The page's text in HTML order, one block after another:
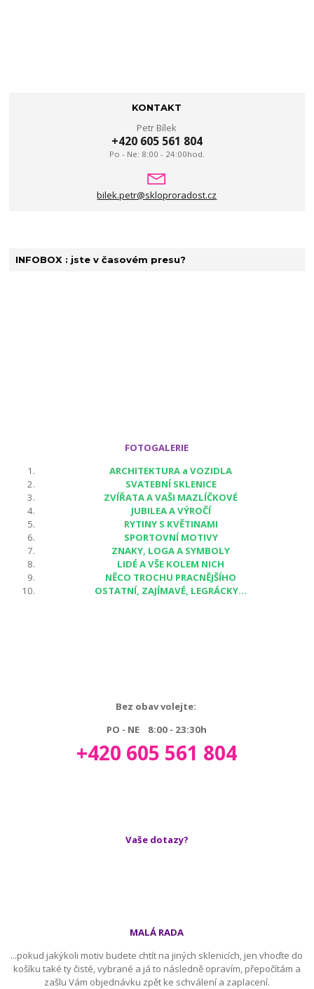
KONTAKT
Petr Bílek
+420 605 561 804
Po - Ne: 8:00 - 24:00hod.
bilek.petr@skloproradost.cz
INFOBOX : jste v časovém presu?
FOTOGALERIE
ARCHITEKTURA a VOZIDLA
SVATEBNÍ SKLENICE
ZVÍŘATA A VAŠI MAZLÍČKOVÉ
JUBILEA A VÝROČÍ
RYTINY S KVĚTINAMI
SPORTOVNÍ MOTIVY
ZNAKY, LOGA A SYMBOLY
LIDÉ A VŠE KOLEM NICH
NĚCO TROCHU PRACNĚJŠÍHO
OSTATNÍ, ZAJÍMAVÉ, LEGRÁCKY...
Bez obav volejte:
PO - NE 8:00 - 23:30h
+420 605 561 804
Vaše dotazy?
MALÁ RADA
...pokud jakýkoli motiv budete chtít na jiných sklenicích, jen vhoďte do
košíku také ty čisté, vybrané a já to následně opravím, přepočítám a
zašlu Vám objednávku zpět ke schválení a zaplacení.